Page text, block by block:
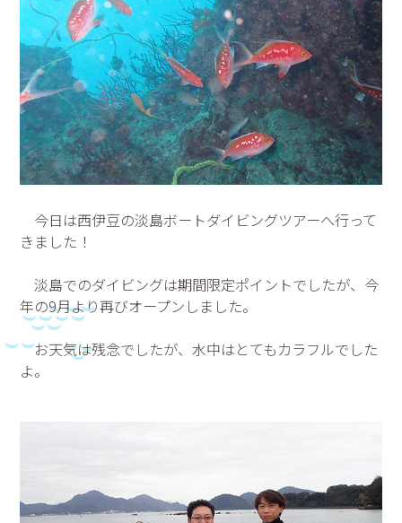
今日は西伊豆の淡島ボートダイビングツアーへ行って
きました！
淡島でのダイビングは期間限定ポイントでしたが、今
年の9月より再びオープンしました。
お天気は残念でしたが、水中はとてもカラフルでした
よ。